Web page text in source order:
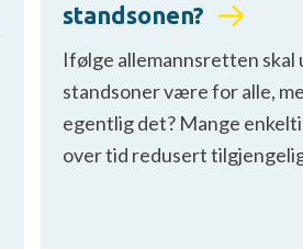
standsonen?
Ifølge allemannsretten skal
standsoner være for alle,
egentlig det? Mange
over tid redusert